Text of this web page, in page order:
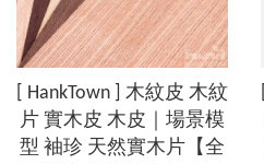
[ HankTown ] 木紋皮 木紋
片 實木皮 木皮｜場景模
型 袖珍 天然實木片【全